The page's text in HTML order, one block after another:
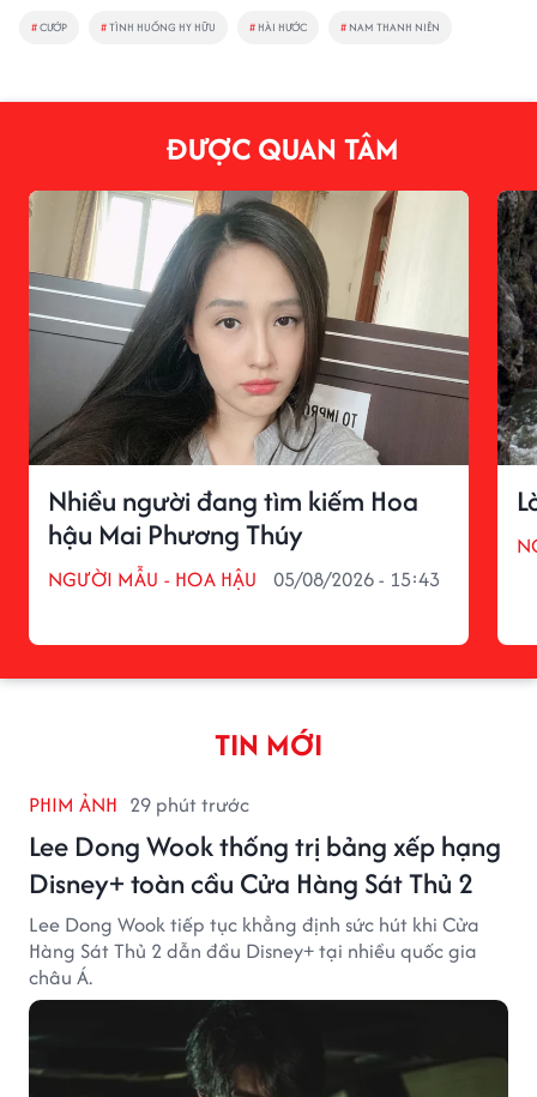
#CƯỚP #TÌNH HUỐNG HY HỮU # HÀI HƯỚC # NAM THANH NIÊN
ĐƯỢC QUAN TÂM
Nhiều người đang tìm kiếm Hoa
hậu Mai Phương Thúy
NGƯỜI MẪU - HOA HẬU 05/08/2026 - 15:43
TIN MỚI
PHIM ẢNH 29 phút trước
Lee Dong Wook thống trị bảng xếp hạng
Disney+ toàn cầu Cửa Hàng Sát Thủ 2
Lee Dong Wook tiếp tục khẳng định sức hút khi Cửa
Hàng Sát Thủ 2 dẫn đầu Disney+ tại nhiều quốc gia
châu Á.